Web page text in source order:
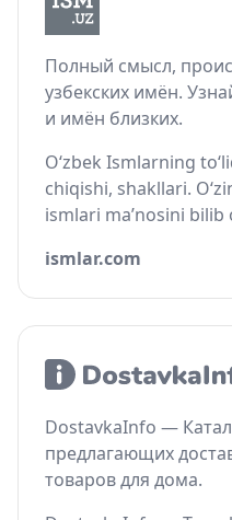
Полный смысл,
узбекских имён.
и имён близких.
O‘zbek Ismlarning
chiqishi, shakllari.
ismlari ma’nosini bilib
ismlar.com
DostavkaInfo —
предлагающих
товаров для дома.